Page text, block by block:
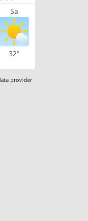
Sa
32°
provider